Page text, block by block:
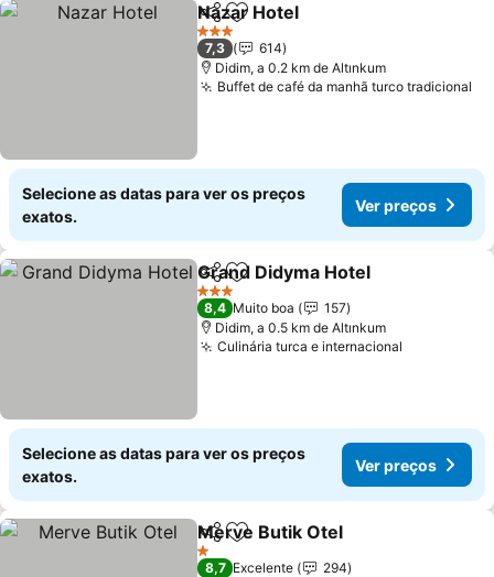
PartilharAdicionar aos favoritos
Nazar Hotel
3 Estrelas
7,3
614
Didim, a 0.2 km de Altınkum
Buffet de café da manhã turco tradicional
Selecione as datas para ver os preços
exatos.
Ver preços
PartilharAdicionar aos favoritos
Grand Didyma Hotel
3 Estrelas
8,4 Muito boa
157
Didim, a 0.5 km de Altınkum
Culinária turca e internacional
Selecione as datas para ver os preços
exatos.
Ver preços
PartilharAdicionar aos favoritos
Merve Butik Otel
1 Estrelas
8,7 Excelente
294